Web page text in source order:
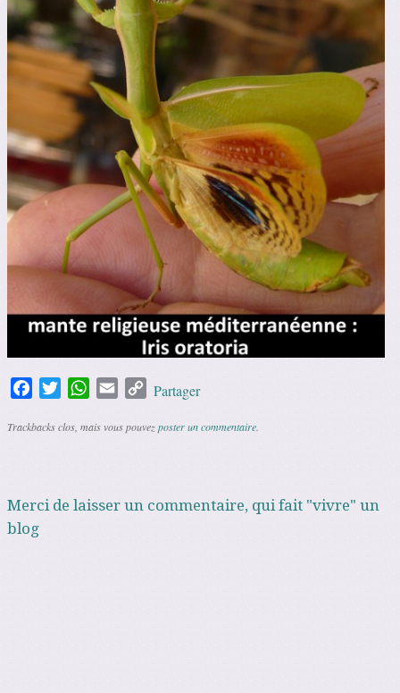
FacebookTwitterWhatsApp
Email Copy
Partager
Trackbacks clos, mais vous pouvezposter un commentaire
Merci de laisser un commentaire, qui fait "vivre" un
blog